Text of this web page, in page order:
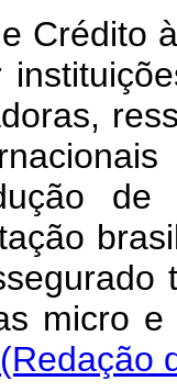
Crédito
micro
(Redação